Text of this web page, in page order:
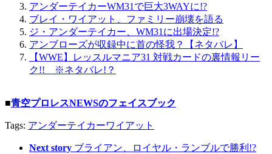
アンダーテイカーWM31で巨大3WAYに!?
ブレイ・ワイアット、ファミリー崩壊を語る
ジ・アンダーテイカー、WM31に出場決定!?
アンブローズが収録中に首の怪我？【ネタバレ】
【WWE】レッスルマニア31 対戦カードの裏情報リー
ク!! ※ネタバレ!？
■青空プロレスNEWSのフェイスブック
Tags: アンダーテイカーワイアット
Next story ブライアン、ロイヤル・ランブルで勝利!?